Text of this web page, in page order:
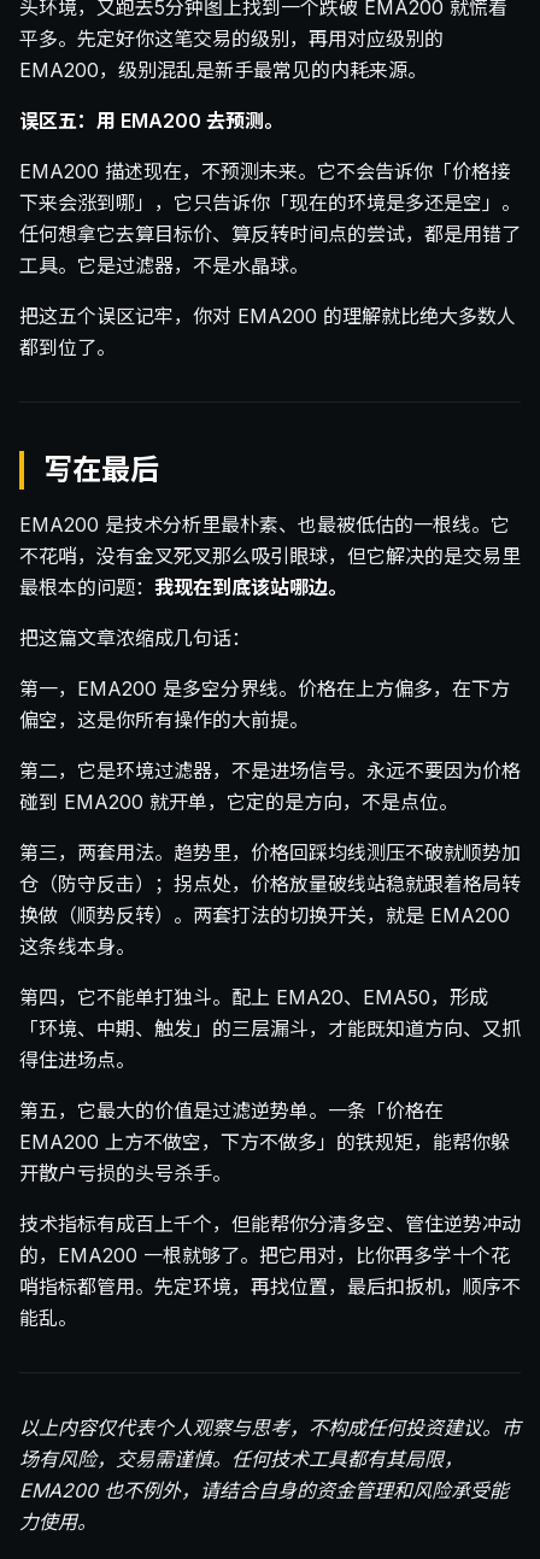
头环境，又跑去5分钟图上找到一个跌破 EMA200 就慌着
平多。先定好你这笔交易的级别，再用对应级别的
EMA200，级别混乱是新手最常见的内耗来源。
误区五：用 EMA200 去预测。
EMA200 描述现在，不预测未来。它不会告诉你「价格接
下来会涨到哪」，它只告诉你「现在的环境是多还是空」。
任何想拿它去算目标价、算反转时间点的尝试，都是用错了
工具。它是过滤器，不是水晶球。
把这五个误区记牢，你对 EMA200 的理解就比绝大多数人
都到位了。
写在最后
EMA200 是技术分析里最朴素、也最被低估的一根线。它
不花哨，没有金叉死叉那么吸引眼球，但它解决的是交易里
最根本的问题： 我现在到底该站哪边。
把这篇文章浓缩成几句话：
第一，EMA200 是多空分界线。价格在上方偏多，在下方
偏空，这是你所有操作的大前提。
第二，它是环境过滤器，不是进场信号。永远不要因为价格
碰到 EMA200 就开单，它定的是方向，不是点位。
第三，两套用法。趋势里，价格回踩均线测压不破就顺势加
仓（防守反击）；拐点处，价格放量破线站稳就跟着格局转
换做（顺势反转）。两套打法的切换开关，就是 EMA200
这条线本身。
第四，它不能单打独斗。配上 EMA20、EMA50，形成
「环境、中期、触发」的三层漏斗，才能既知道方向、又抓
得住进场点。
第五，它最大的价值是过滤逆势单。一条「价格在
EMA200 上方不做空，下方不做多」的铁规矩，能帮你躲
开散户亏损的头号杀手。
技术指标有成百上千个，但能帮你分清多空、管住逆势冲动
的，EMA200 一根就够了。把它用对，比你再多学十个花
哨指标都管用。先定环境，再找位置，最后扣扳机，顺序不
能乱。
以上内容仅代表个人观察与思考，不构成任何投资建议。市
场有风险，交易需谨慎。任何技术工具都有其局限，
EMA200 也不例外，请结合自身的资金管理和风险承受能
力使用。